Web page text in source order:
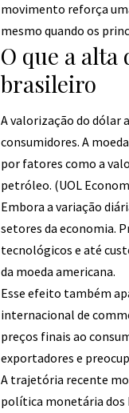
movimento reforça
mesmo quando os
O que a
brasileiro
A valorização do dólar
consumidores. A
por fatores como a
petróleo. (UOL
Embora a variação
setores da economia.
tecnológicos e até
da moeda americana.
Esse efeito também
internacional de
preços finais ao
exportadores e
A trajetória recente
política monetária dos